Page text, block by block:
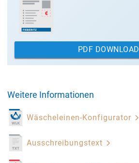
PDF DOWNLOAD
Weitere Informationen
Wäscheleinen-Konfigurator
Ausschreibungstext